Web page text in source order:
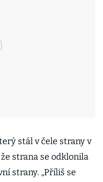
stál v čele strany v
strana se odklonila
strany. „Příliš se